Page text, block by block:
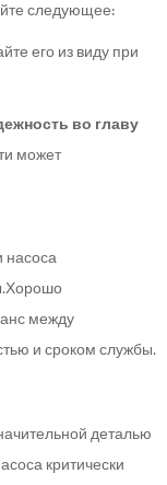
следующее:
его из виду при
во главу
может
насоса
между
и сроком службы.
деталью
критически